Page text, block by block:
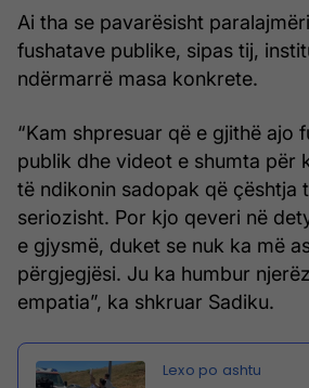
Ai tha se pavarësisht
fushatave publike, sipas tij,
ndërmarrë masa konkrete.
“Kam shpresuar që e gjithë ajo
publik dhe videot e shumta për
të ndikonin sadopak që çështja
seriozisht. Por kjo qeveri në
e gjysmë, duket se nuk ka më
përgjegjësi. Ju ka humbur
empatia”, ka shkruar Sadiku.